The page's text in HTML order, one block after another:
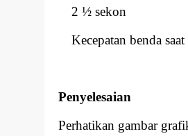
2 ½ sekon
Kecepatan benda
Penyelesaian
Perhatikan gambar